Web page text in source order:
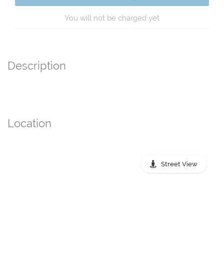
You will not be charged yet
Description
Location
Street View